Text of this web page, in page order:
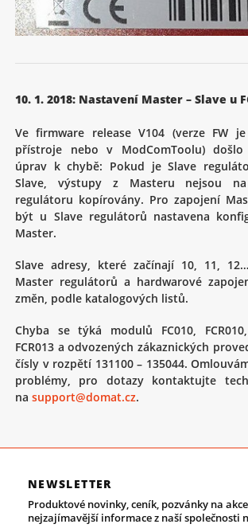
10. 1. 2018: Nastavení Master – Slave u
Ve firmware release V104 (verze FW
přístroje nebo v ModComToolu) došlo
úprav k chybě: Pokud je Slave
Slave, výstupy z Masteru nejsou
regulátoru kopírovány. Pro zapojení
být u Slave regulátorů nastavena
Master.
Slave adresy, které začínají 10, 11,
Master regulátorů a hardwarové
změn, podle katalogových listů.
Chyba se týká modulů FC010, FCR010,
FCR013 a odvozených zákaznických
čísly v rozpětí 131100 – 135044.
problémy, pro dotazy kontaktujte
na support@domat.cz.
NEWSLETTER
Produktové novinky, ceník, pozvánky na
nejzajímavější informace z naší společnosti